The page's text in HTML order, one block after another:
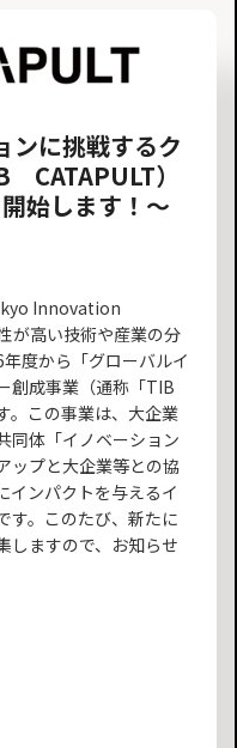
ンに挑戦するク
CATAPULT）
始します！～
Innovation
が高い技術や産業の分
度から「グローバルイ
創成事業（通称「TIB
。この事業は、大企業
同体「イノベーション
ップと大企業等との協
インパクトを与えるイ
す。このたび、新たに
しますので、お知らせ